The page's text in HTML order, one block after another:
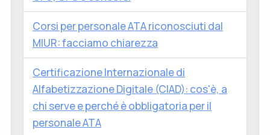
Corsi per personale ATA riconosciuti dal
MIUR: facciamo chiarezza
Certificazione Internazionale di
Alfabetizzazione Digitale (CIAD): cos'è, a
chi serve e perché è obbligatoria per il
personale ATA